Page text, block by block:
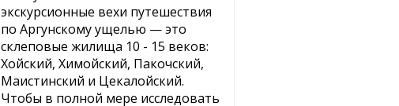
экскурсионные вехи путешествия
по Аргунскому ущелью — это
склеповые жилища 10 - 15 веков:
Хойский, Химойский, Пакочский,
Маистинский и Цекалойский.
Чтобы в полной мере исследовать